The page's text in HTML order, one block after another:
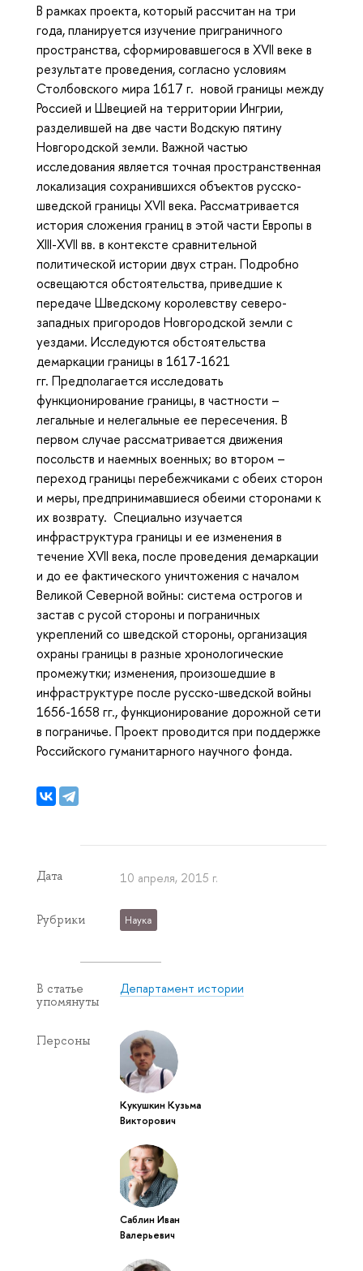
В рамках проекта, который рассчитан на три
года, планируется изучение приграничного
пространства, сформировавшегося в XVII веке в
результате проведения, согласно условиям
Столбовского мира 1617 г. новой границы между
Россией и Швецией на территории Ингрии,
разделившей на две части Водскую пятину
Новгородской земли. Важной частью
исследования является точная пространственная
локализация сохранившихся объектов русско-
шведской границы XVII века. Рассматривается
история сложения границ в этой части Европы в
XIII-XVII вв. в контексте сравнительной
политической истории двух стран. Подробно
освещаются обстоятельства, приведшие к
передаче Шведскому королевству северо-
западных пригородов Новгородской земли с
уездами. Исследуются обстоятельства
демаркации границы в 1617-1621
гг. Предполагается исследовать
функционирование границы, в частности –
легальные и нелегальные ее пересечения. В
первом случае рассматривается движения
посольств и наемных военных; во втором –
переход границы перебежчиками с обеих сторон
и меры, предпринимавшиеся обеими сторонами к
их возврату. Специально изучается
инфраструктура границы и ее изменения в
течение XVII века, после проведения демаркации
и до ее фактического уничтожения с началом
Великой Северной войны: система острогов и
застав с русой стороны и пограничных
укреплений со шведской стороны, организация
охраны границы в разные хронологические
промежутки; изменения, произошедшие в
инфраструктуре после русско-шведской войны
1656-1658 гг., функционирование дорожной сети
в пограничье. Проект проводится при поддержке
Российского гуманитарного научного фонда.
Дата 10 апреля, 2015 г.
Рубрики Наука
В статье
упомянуты
Департамент истории
Персоны
Кукушкин Кузьма
Викторович
Саблин Иван
Валерьевич